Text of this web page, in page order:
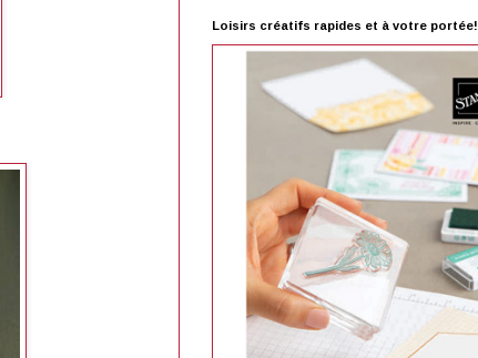
Loisirs créatifs rapides et à votre portée!